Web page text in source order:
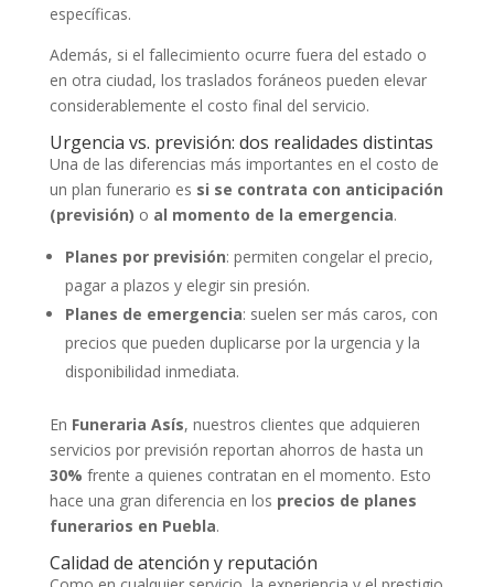
específicas.
Además, si el fallecimiento ocurre fuera del estado o
en otra ciudad, los traslados foráneos pueden elevar
considerablemente el costo final del servicio.
Urgencia vs. previsión: dos realidades distintas
Una de las diferencias más importantes en el costo de
un plan funerario es si se contrata con anticipación
(previsión) o al momento de la emergencia.
Planes por previsión: permiten congelar el precio,
pagar a plazos y elegir sin presión.
Planes de emergencia: suelen ser más caros, con
precios que pueden duplicarse por la urgencia y la
disponibilidad inmediata.
En Funeraria Asís, nuestros clientes que adquieren
servicios por previsión reportan ahorros de hasta un
30% frente a quienes contratan en el momento. Esto
hace una gran diferencia en los precios de planes
funerarios en Puebla.
Calidad de atención y reputación